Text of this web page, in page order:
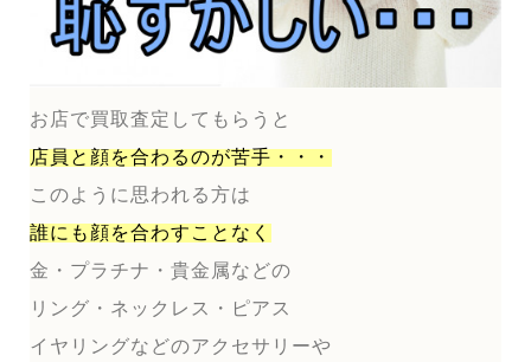
お店で買取査定してもらうと
店員と顔を合わるのが苦手・・・
このように思われる方は
誰にも顔を合わすことなく
金・プラチナ・貴金属などの
リング・ネックレス・ピアス
イヤリングなどのアクセサリーや